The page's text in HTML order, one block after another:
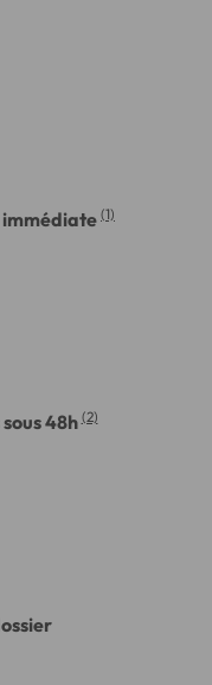
immédiate (1)
48h (2)